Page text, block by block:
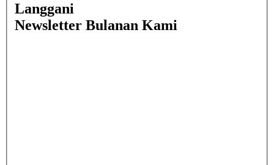
Langgani
Newsletter Bulanan Kami